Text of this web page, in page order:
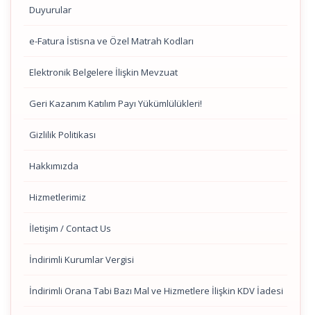
Duyurular
e-Fatura İstisna ve Özel Matrah Kodları
Elektronik Belgelere İlişkin Mevzuat
Geri Kazanım Katılım Payı Yükümlülükleri!
Gizlilik Politikası
Hakkımızda
Hizmetlerimiz
İletişim / Contact Us
İndirimli Kurumlar Vergisi
İndirimli Orana Tabi Bazı Mal ve Hizmetlere İlişkin KDV İadesi